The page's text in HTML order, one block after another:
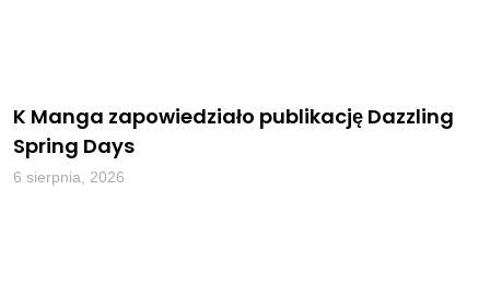
K Manga zapowiedziało publikację Dazzling
Spring Days
6 sierpnia, 2026